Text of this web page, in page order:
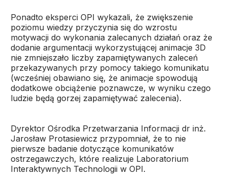
Ponadto eksperci OPI wykazali, że zwiększenie
poziomu wiedzy przyczynia się do wzrostu
motywacji do wykonania zalecanych działań oraz że
dodanie argumentacji wykorzystującej animacje 3D
nie zmniejszało liczby zapamiętywanych zaleceń
przekazywanych przy pomocy takiego komunikatu
(wcześniej obawiano się, że animacje spowodują
dodatkowe obciążenie poznawcze, w wyniku czego
ludzie będą gorzej zapamiętywać zalecenia).
Dyrektor Ośrodka Przetwarzania Informacji dr inż.
Jarosław Protasiewicz przypomniał, że to nie
pierwsze badanie dotyczące komunikatów
ostrzegawczych, które realizuje Laboratorium
Interaktywnych Technologii w OPI.